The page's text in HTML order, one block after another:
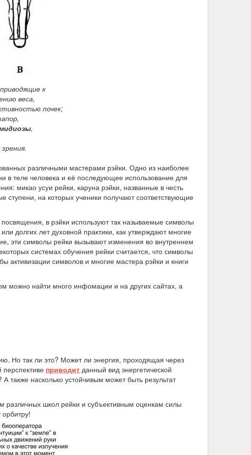
к
веса,
почек;
,
различными мастерами рэйки. Одно из наиболее
в теле человека и её последующее использование для
микао усуи рейки, каруна рэйки, названные в честь
на которых ученики получают соответствующие
в рэйки используют так называемые символы
долгих лет духовной практики, как утверждают многие
эти символы рейки вызывают изменения во внутреннем
системах обучения рейки считается, что символы
активизации символов и многие мастера рэйки и книги
можно найти много инфомации и на других сайтах, а
Но так ли это? Может ли энергия, проходящая через
перспективе приводит данный вид энергетической
также насколько устойчивым может быть результат
различных школ рейки и субъективным оценкам силы